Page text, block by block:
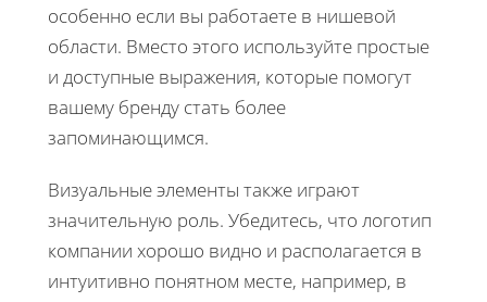
особенно если вы работаете в нишевой
области. Вместо этого используйте простые
и доступные выражения, которые помогут
вашему бренду стать более
запоминающимся.
Визуальные элементы также играют
значительную роль. Убедитесь, что логотип
компании хорошо видно и располагается в
интуитивно понятном месте, например, в